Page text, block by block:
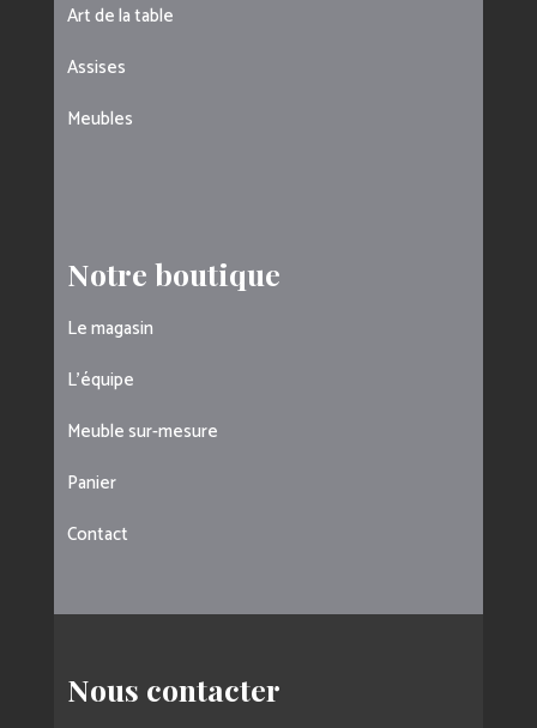
Art de la table
Assises
Meubles
Notre boutique
Le magasin
L’équipe
Meuble sur-mesure
Panier
Contact
Nous contacter